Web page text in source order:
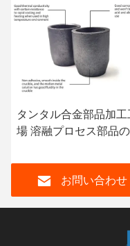
タル合金部品加工工
融プロセス部品のた
い灰色タンタル溶融
お問い合わせ